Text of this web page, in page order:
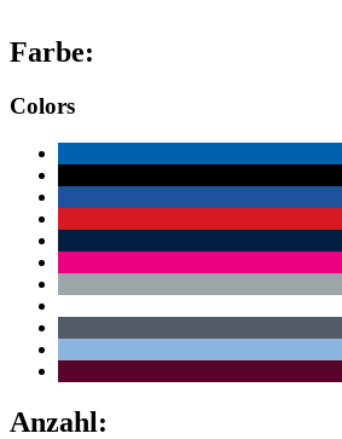
Farbe:
Colors
Anzahl: